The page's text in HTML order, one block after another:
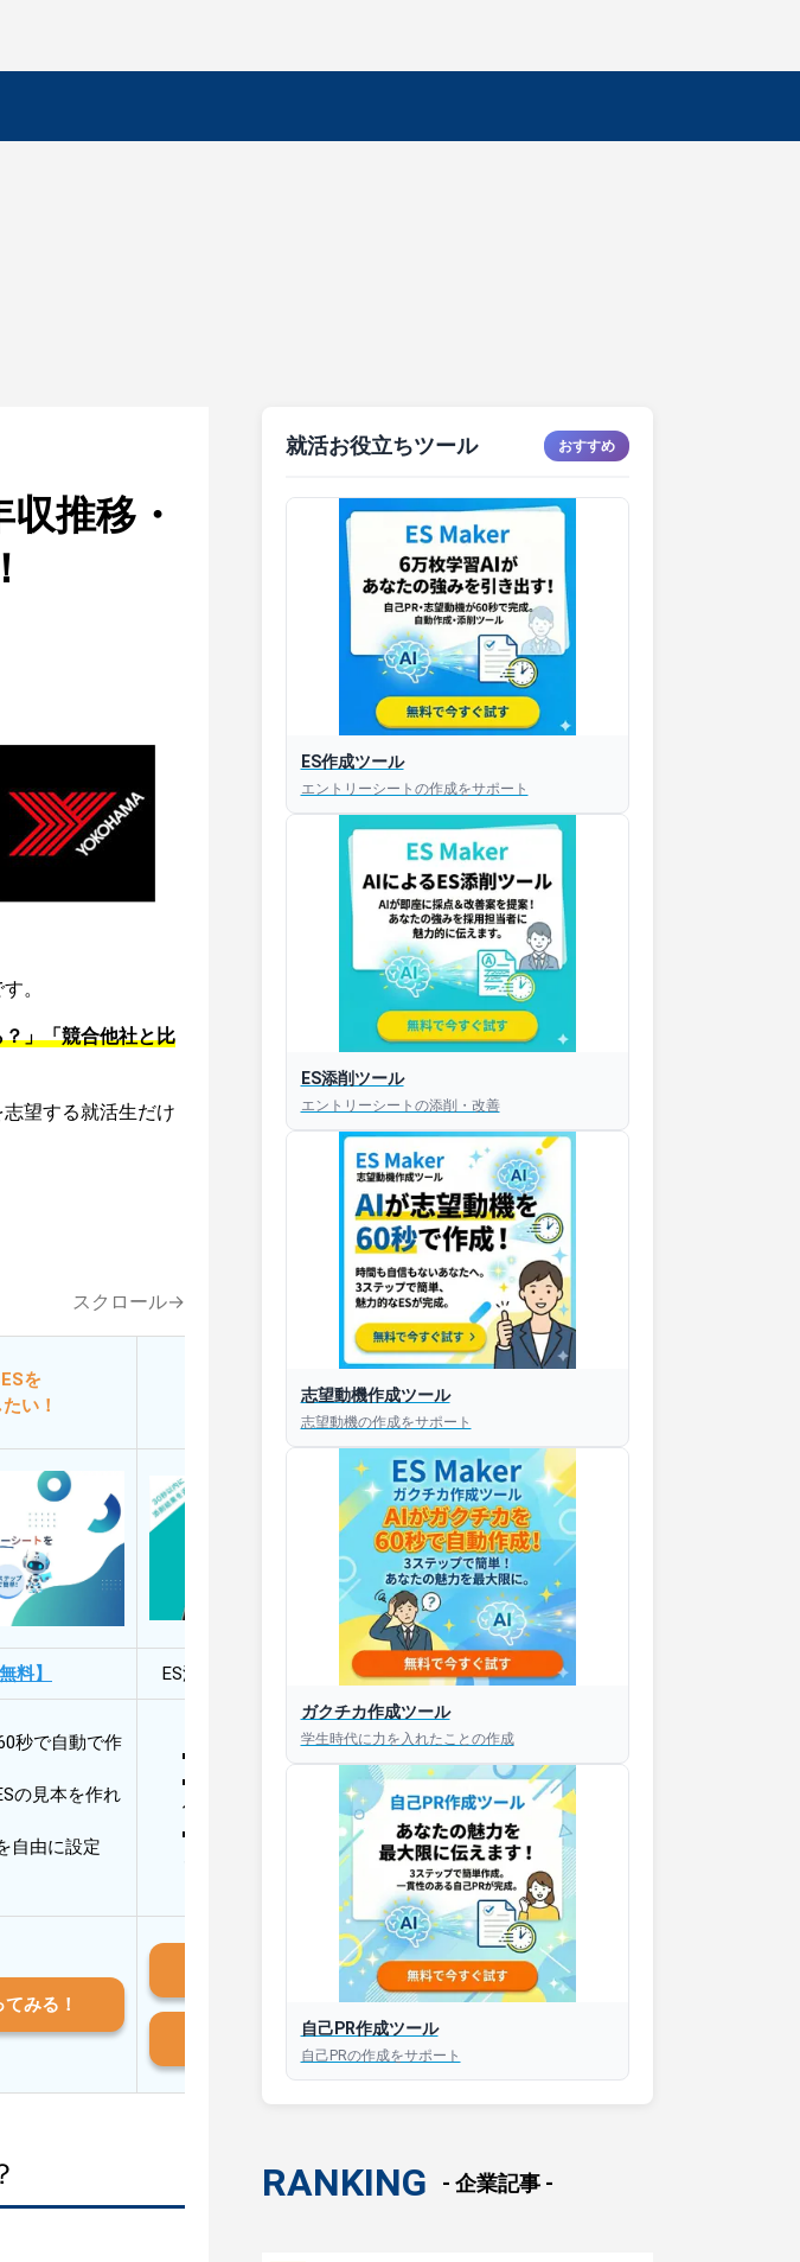
推移・
。
」「競合他社と比
望する就活生だけ
スクロール→
を
い！
添削してほしい！
料】 ES添削・面接対策アプリ【無料】
秒で自動で作
の見本を作れ
自由に設定
30秒以内にあなたのESを添削
30秒以内にあなただけのESを
作成
AIと対話して面接練習ができ
みる！
iOS版はこちら
Android版はこちら
就活お役立ちツール おすすめ
ES作成ツール
エントリーシートの作成をサポート
ES添削ツール
エントリーシートの添削・改善
志望動機作成ツール
志望動機の作成をサポート
ガクチカ作成ツール
学生時代に力を入れたことの作成
自己PR作成ツール
自己PRの作成をサポート
RANKING - 企業記事 -